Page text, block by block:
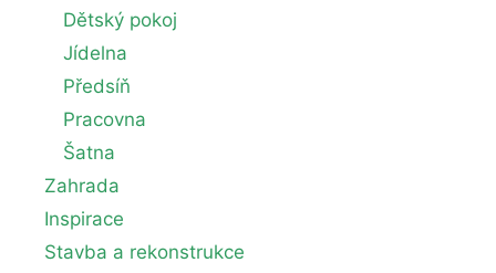
Dětský pokoj
Jídelna
Předsíň
Pracovna
Šatna
Zahrada
Inspirace
Stavba a rekonstrukce